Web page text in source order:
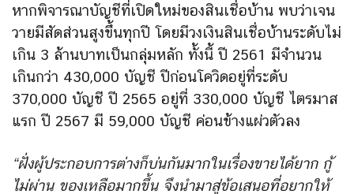
หากพิจารณาบัญชีที่เปิดใหม่ของสินเชื่อบ้าน พบว่าเจน
วายมี​สัดส่วนสูงขึ้นทุกปี​ โดยมี​วงเงินสินเชื่อบ้านระดับไม่
เกิน​ 3 ล้านบาทเป็นกลุ่มหลัก ทั้งนี้ ปี​ 2561 มีจำนวน
เกินกว่า​ 430,000 บัญชี​ ปีก่อนโควิดอยู่ที่ระดับ​
370,000 บัญชี​ ปี 2565 อยู่ที่​ 330,000 บัญชี​ ไตรมาส
แรก ปี 2567 มี 59,000 บัญชี​ ค่อนข้างแผ่วตัวลง
“ฝั่งผู้ประกอบการต่างก็บ่นกันมากในเรื่องขายได้ยาก​ กู้
ไม่ผ่าน​ ของเหลือมากขึ้น ​จึงนำมาสู่ข้อเสนอที่อยากให้